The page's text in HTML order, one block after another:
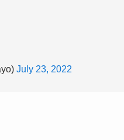
July 23, 2022